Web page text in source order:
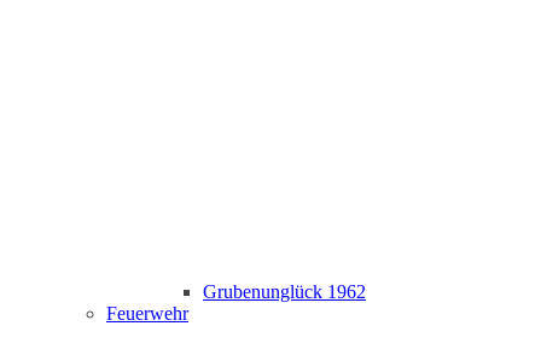
Grubenunglück 1962
Feuerwehr